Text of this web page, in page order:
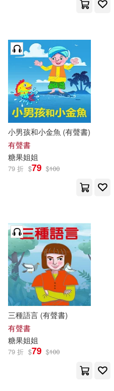
小男孩和小金魚 (有聲書)
有聲書
糖果姐姐
79 折 $79 $100
三種語言 (有聲書)
有聲書
糖果姐姐
79 折 $79 $100